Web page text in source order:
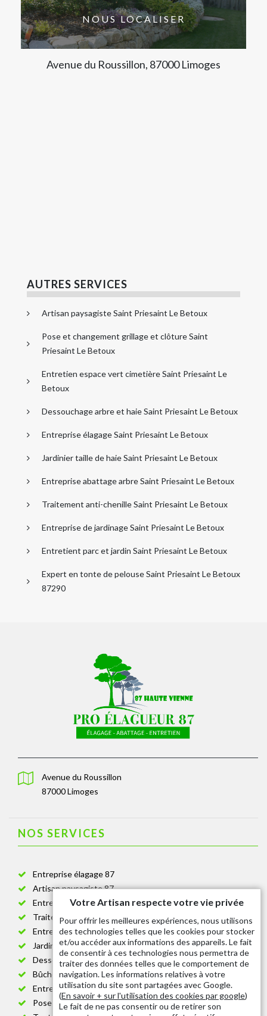
NOUS LOCALISER
Avenue du Roussillon, 87000 Limoges
AUTRES SERVICES
Artisan paysagiste Saint Priesaint Le Betoux
Pose et changement grillage et clôture Saint
Priesaint Le Betoux
Entretien espace vert cimetière Saint Priesaint Le
Betoux
Dessouchage arbre et haie Saint Priesaint Le Betoux
Entreprise élagage Saint Priesaint Le Betoux
Jardinier taille de haie Saint Priesaint Le Betoux
Entreprise abattage arbre Saint Priesaint Le Betoux
Traitement anti-chenille Saint Priesaint Le Betoux
Entreprise de jardinage Saint Priesaint Le Betoux
Entretient parc et jardin Saint Priesaint Le Betoux
Expert en tonte de pelouse Saint Priesaint Le Betoux
87290
Avenue du Roussillon
87000 Limoges
NOS SERVICES
Entreprise élagage 87
Artisan paysagiste 87
Entreprise de jardinage 87
Traitement anti-chenille 87
Entreprise abattage arbre 87
Jardinier taille de haie 87
Dessouchage arbre et haie 87
Bûcheron 87
Entretien espace vert cimetière 87
Pose et changement grillage et clôture 87
Votre Artisan respecte votre vie privée
Pour offrir les meilleures expériences, nous utilisons
des technologies telles que les cookies pour stocker
et/ou accéder aux informations des appareils. Le fait
de consentir à ces technologies nous permettra de
traiter des données telles que le comportement de
navigation. Les informations relatives à votre
utilisation du site sont partagées avec Google.
(En savoir + sur l'utilisation des cookies par google)
Le fait de ne pas consentir ou de retirer son